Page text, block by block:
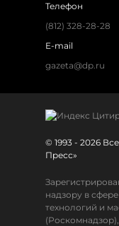
Телефон
(812) 328-28-28
E-mail
gazeta@dp.ru
© 1993 - 2026
Пресс»
надзору в
технологий и